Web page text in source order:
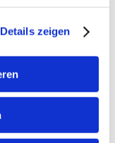
Details zeigen